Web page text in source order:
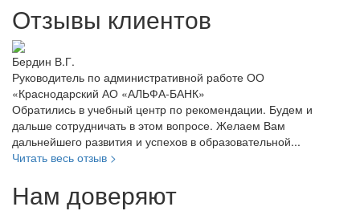
Отзывы клиентов
Бердин В.Г.
Руководитель по административной работе ОО
«Краснодарский АО «АЛЬФА-БАНК»
Обратились в учебный центр по рекомендации. Будем и
дальше сотрудничать в этом вопросе. Желаем Вам
дальнейшего развития и успехов в образовательной...
Читать весь отзыв >
Нам доверяют